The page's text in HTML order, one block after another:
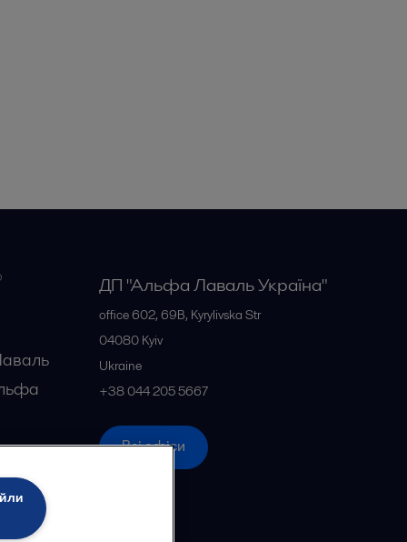
ДП "Альфа Лаваль Україна"
office 602, 69B, Kyrylivska Str
04080 Kyiv
Ukraine
+38 044 205 5667
Всі офіси